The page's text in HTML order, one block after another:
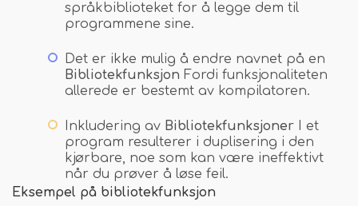
språkbiblioteket for å legge dem til
programmene sine.
Det er ikke mulig å endre navnet på en
Bibliotekfunksjon Fordi funksjonaliteten
allerede er bestemt av kompilatoren.
Inkludering av Bibliotekfunksjoner I et
program resulterer i duplisering i den
kjørbare, noe som kan være ineffektivt
når du prøver å løse feil.
Eksempel på bibliotekfunksjon